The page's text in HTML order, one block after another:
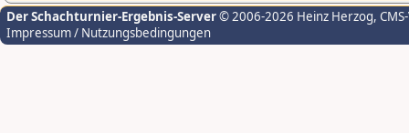
Der Schachturnier-Ergebnis-Server© 2006-2026 Heinz Herzog,
Impressum / Nutzungsbedingungen